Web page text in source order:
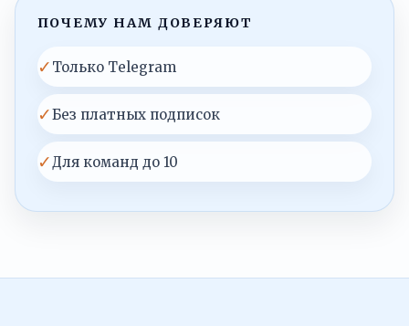
ПОЧЕМУ НАМ ДОВЕРЯЮТ
✓ Только Telegram
✓Без платных подписок
✓Для команд до 10